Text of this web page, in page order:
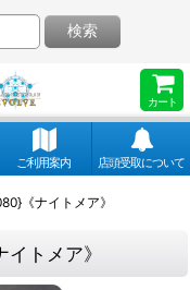
カート
検索
ご利用案内 店頭受取について
《ナイトメア》
トメア》